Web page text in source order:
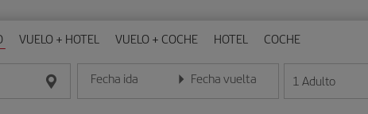
VUELO + HOTEL VUELO + COCHE HOTEL COCHE
Fecha ida
Introduce la fecha en formato día/mes/año
Fecha vuelta
Introduce la fecha en formato día/mes/año
1 Adulto